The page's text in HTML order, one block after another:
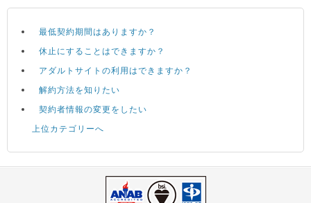
最低契約期間はありますか？
休止にすることはできますか？
アダルトサイトの利用はできますか？
解約方法を知りたい
契約者情報の変更をしたい
上位カテゴリーへ